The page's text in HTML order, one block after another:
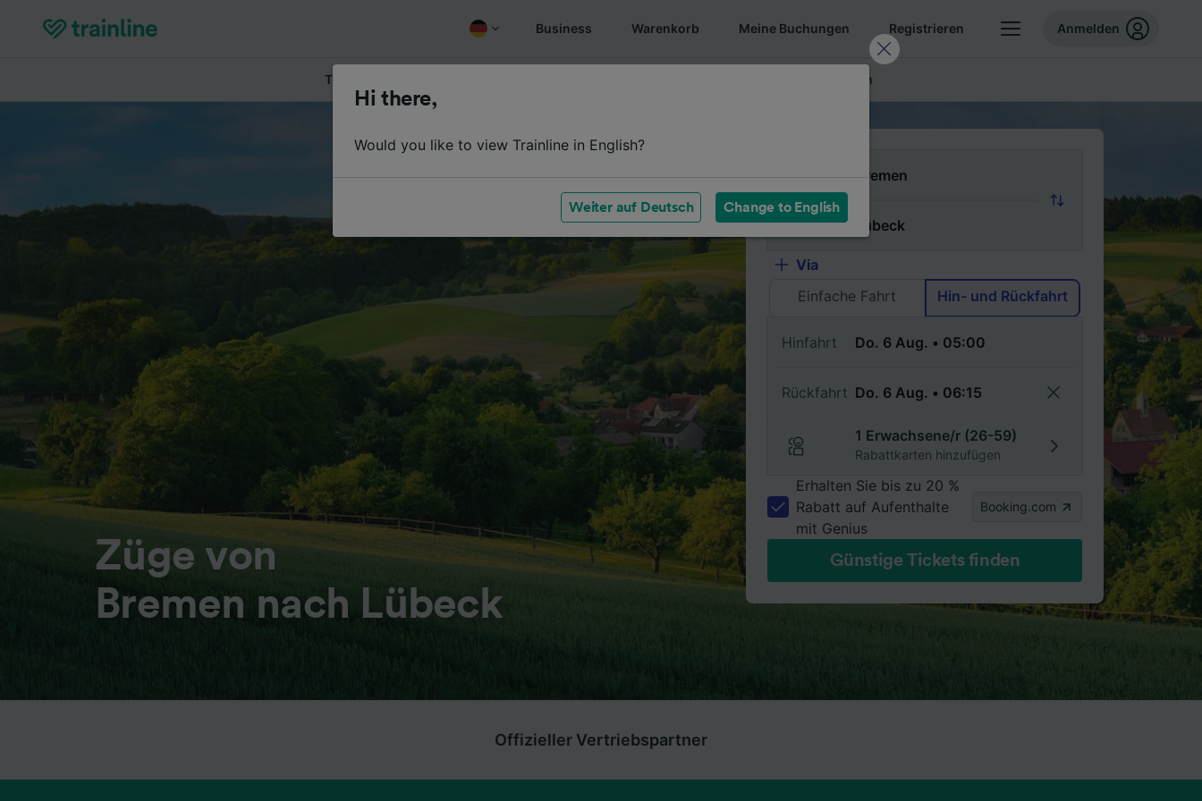
Business Warenkorb Meine Buchungen Registrieren Anmelden
Tickets kaufen Oft gestellte Fragen
Züge von
Bremen nach Lübeck
Von
Nach
Via
Einfache Fahrt
Hin- und Rückfahrt
Hinfahrt
Rückfahrt
1 Erwachsene/r (26-59)
Rabattkarten hinzufügen
Erhalten Sie bis zu 20 %
Rabatt auf Aufenthalte
mit Genius
Booking.com
Günstige Tickets finden
Offizieller Vertriebspartner
Hi there,
Would you like to view Trainline in English?
Weiter auf Deutsch Change to English